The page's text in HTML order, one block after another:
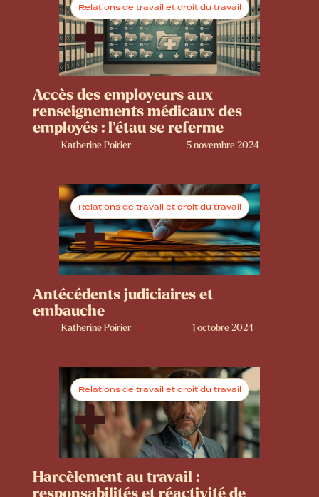
Relations de travail et droit du travail
Accès des employeurs aux
renseignements médicaux des
employés : l’étau se referme
Katherine Poirier 5 novembre 2024
Relations de travail et droit du travail
Antécédents judiciaires et
embauche
Katherine Poirier 1 octobre 2024
Relations de travail et droit du travail
Harcèlement au travail :
responsabilités et réactivité de